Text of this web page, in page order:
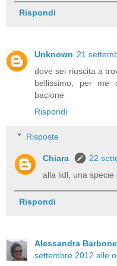
Rispondi
Unknown 21
dove sei riuscita a
bellissimo, per me
bacione
Rispondi
Risposte
Chiara
22
alla lidl, una specie
Rispondi
Alessandra
settembre 2012 alle